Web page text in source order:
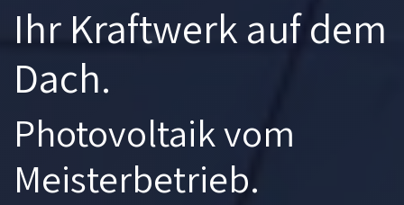
Ihr Kraftwerk auf dem
Dach.
Photovoltaik vom
Meisterbetrieb.